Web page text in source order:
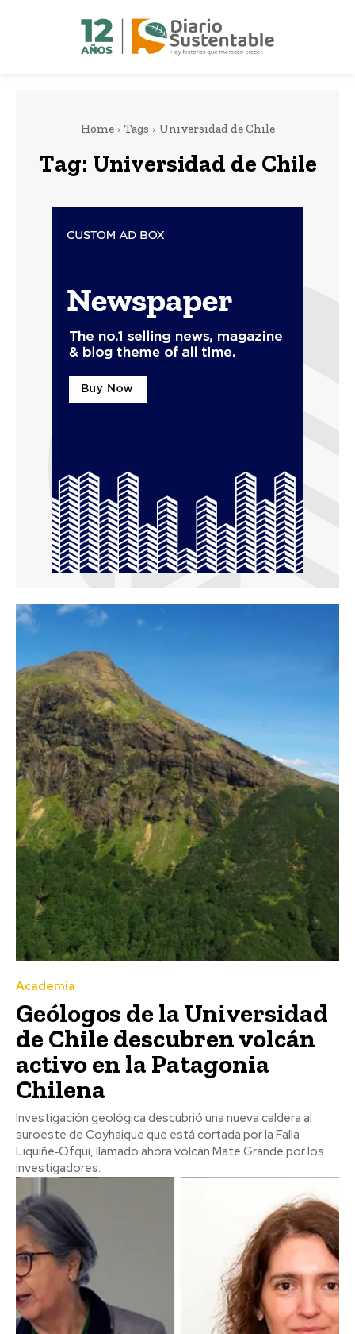
Home Tags Universidad de Chile
Tag: Universidad de Chile
Academia
Geólogos de la Universidad
de Chile descubren volcán
activo en la Patagonia
Chilena
Investigación geológica descubrió una nueva caldera al
suroeste de Coyhaique que está cortada por la Falla
Liquiñe‑Ofqui, llamado ahora volcán Mate Grande por los
investigadores.